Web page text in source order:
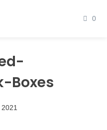
0
Boxes